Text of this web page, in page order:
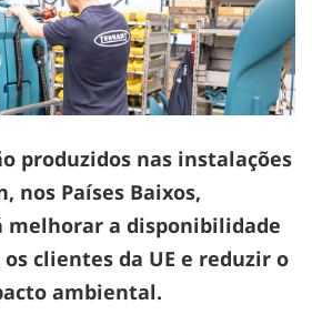
produzidos nas instalações
nos Países Baixos,
a disponibilidade
clientes da UE e reduzir o
ambiental.